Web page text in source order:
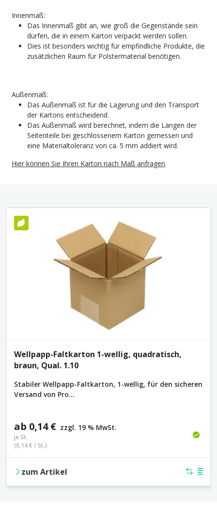
Innenmaß:
Das Innenmaß gibt an, wie groß die Gegenstände sein
dürfen, die in einem Karton verpackt werden sollen.
Dies ist besonders wichtig für empfindliche Produkte, die
zusätzlichen Raum für Polstermaterial benötigen.
Außenmaß:
Das Außenmaß ist für die Lagerung und den Transport
der Kartons entscheidend.
Das Außenmaß wird berechnet, indem die Längen der
Seitenteile bei geschlossenem Karton gemessen und
eine Materialtoleranz von ca. 5 mm addiert wird.
Hier können Sie Ihren Karton nach Maß anfragen
Wellpapp-Faltkarton 1-wellig, quadratisch,
braun, Qual. 1.10
Stabiler Wellpapp-Faltkarton, 1-wellig, für den sicheren
Versand von Pro...
ab 0,14 € zzgl. 19 % MwSt.
je St.
(0,14 € /St.)
zum Artikel
Umweltfreundlich